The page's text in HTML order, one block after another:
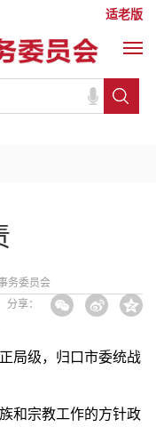
适老版
务委员会
分享：
局级，归口市委统战
和宗教工作的方针政